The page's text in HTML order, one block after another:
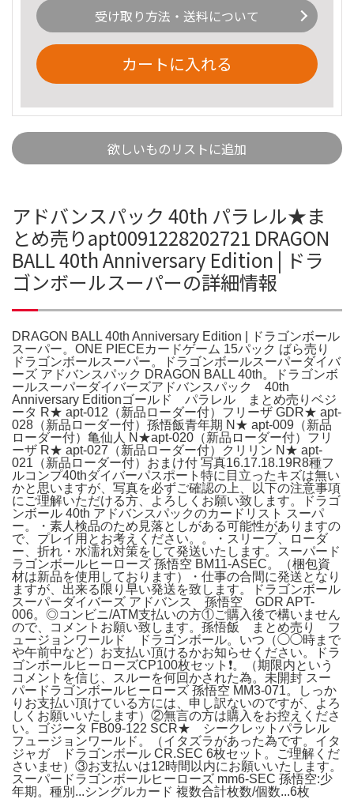
受け取り方法・送料について
カートに入れる
欲しいものリストに追加
アドバンスパック 40th パラレル★ま
とめ売りapt0091228202721 DRAGON
BALL 40th Anniversary Edition | ドラ
ゴンボールスーパーの詳細情報
DRAGON BALL 40th Anniversary Edition | ドラゴンボール
スーパー。ONE PIECEカードゲーム 15パック ばら売り
ドラゴンボールスーパー。ドラゴンボールスーパーダイバ
ーズ アドバンスパック DRAGON BALL 40th。ドラゴンボ
ールスーパーダイバーズアドバンスパック 40th
Anniversary Editionゴールド パラレル まとめ売りベジ
ータ R★ apt-012（新品ローダー付）フリーザ GDR★ apt-
028（新品ローダー付）孫悟飯青年期 N★ apt-009（新品
ローダー付）亀仙人 N★apt-020（新品ローダー付）フリ
ーザ R★ apt-027（新品ローダー付）クリリン N★ apt-
021（新品ローダー付）おまけ付 写真16.17.18.19R8種フ
ルコンプ40thダイバーパスポート特に目立ったキズは無い
かと思いますが、写真を必ずご確認の上、以下の注意事項
にご理解いただける方、よろしくお願い致します。ドラゴ
ンボール 40th アドバンスパックのカードリスト スーパ
ー。・素人検品のため見落としがある可能性がありますの
で、プレイ用とお考えください。。・スリーブ、ローダ
ー、折れ・水濡れ対策をして発送いたします。スーパード
ラゴンボールヒーローズ 孫悟空 BM11-ASEC。（梱包資
材は新品を使用しております）・仕事の合間に発送となり
ますが、出来る限り早い発送を致します。ドラゴンボール
スーパーダイバーズ アドバンス 孫悟空 GDR APT-
006。◎コンビニ/ATM支払いの方①ご購入後で構いません
ので、コメントお願い致します。孫悟飯 まとめ売り フ
ュージョンワールド ドラゴンボール。いつ（◯◯時まで
や午前中など）お支払い頂けるかお知らせください。ドラ
ゴンボールヒーローズCP100枚セット❗️。（期限内という
コメントを信じ、スルーを何回かされた為。未開封 スー
パードラゴンボールヒーローズ 孫悟空 MM3-071。しっか
りお支払い頂けている方には、申し訳ないのですが、よろ
しくお願いいたします）②無言の方は購入をお控えくださ
い。ゴジータ FB09-122 SCR★ シークレットパラレル
フュージョンワールド。（イタズラがあった為です。イタ
ジャガ ドラゴンボール CR.SEC 6枚セット。ご理解くだ
さいませ）③お支払いは12時間以内にお願いいたします。
スーパードラゴンボールヒーローズ mm6-SEC 孫悟空:少
年期。種別...シングルカード 複数合計枚数/個数...6枚